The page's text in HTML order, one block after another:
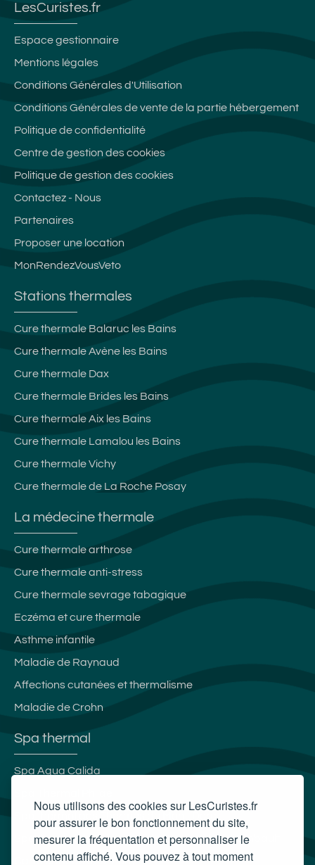
Nous utilisons des cookies sur LesCuristes.fr
pour assurer le bon fonctionnement du site,
mesurer la fréquentation et personnaliser le
contenu affiché. Vous pouvez à tout moment
LesCuristes.fr
Espace gestionnaire
Mentions légales
Conditions Générales d'Utilisation
Conditions Générales de vente de la partie hébergement
Politique de confidentialité
Centre de gestion des cookies
Politique de gestion des cookies
Contactez - Nous
Partenaires
Proposer une location
MonRendezVousVeto
Stations thermales
Cure thermale Balaruc les Bains
Cure thermale Avène les Bains
Cure thermale Dax
Cure thermale Brides les Bains
Cure thermale Aix les Bains
Cure thermale Lamalou les Bains
Cure thermale Vichy
Cure thermale de La Roche Posay
La médecine thermale
Cure thermale arthrose
Cure thermale anti-stress
Cure thermale sevrage tabagique
Eczéma et cure thermale
Asthme infantile
Maladie de Raynaud
Affections cutanées et thermalisme
Maladie de Crohn
Spa thermal
Spa Aqua Calida
Spa thermal des Thermes du Mont-Dore
Spa thermal des Thermes de Bourbon l'Archambault
Carte cadeau spa Vichy